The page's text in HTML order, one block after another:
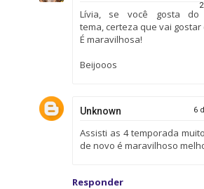
Lívia, se você gosta do
tema, certeza que vai
É maravilhosa!
Beijooos
Unknown 6
Assisti as 4 temporada
de novo é maravilhoso
Responder